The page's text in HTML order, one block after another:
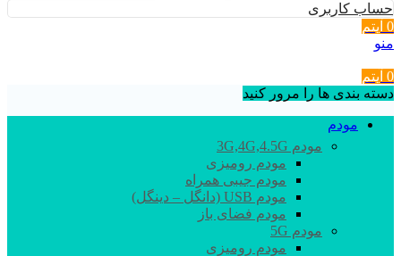
حساب کاربری
0 آیتم
منو
0 آیتم
دسته بندی ها را مرور کنید
مودم
مودم 3G,4G,4.5G
مودم رومیزی
مودم جیبی همراه
مودم USB (دانگل – دینگل)
مودم فضای باز
مودم 5G
مودم رومیزی